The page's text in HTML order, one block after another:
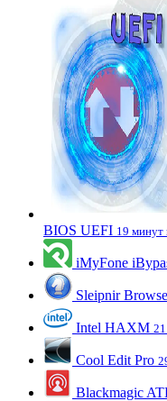
BIOS UEFI 19 минут
iMyFone
Sleipnir
Intel HAXM
Cool Edit Pro
Blackmagic